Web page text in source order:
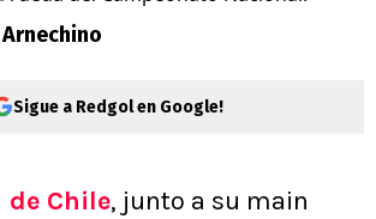
Sigue a Redgol en Google!
de Chile, junto a su main